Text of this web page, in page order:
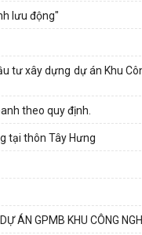
lưu động"
tư xây dựng dự án Khu
theo quy định.
tại thôn Tây Hưng
ÁN GPMB KHU CÔNG